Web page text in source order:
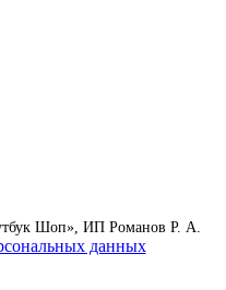
Шоп», ИП Романов Р. А.
данных